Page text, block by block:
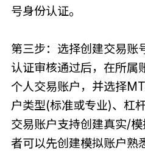
号身份认证。
第三步：选择创建交易账
认证审核通过后，在所属
个人交易账户，并选择
户类型(标准或专业)、杠杆
交易账户支持创建真实/
者可以先创建模拟账户熟